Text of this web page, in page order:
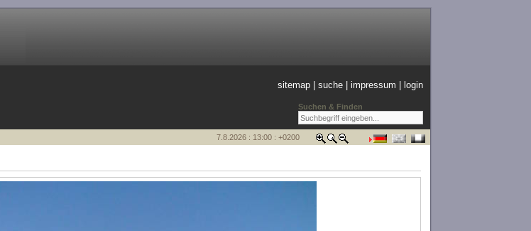
Suchen & Finden
sitemap |suche |impressum login
7.8.2026 : 13:00 : +0200